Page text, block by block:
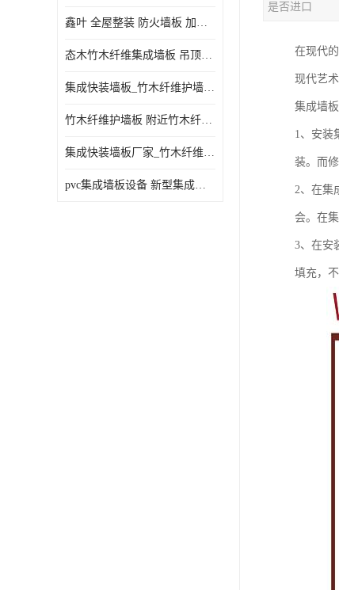
鑫叶 全屋整装 防火墙板 加工定制
态木竹木纤维集成墙板 吊顶板材 扣板快装 护墙板
集成快装墙板_竹木纤维护墙板厂家_竹木纤维集成墙板厂家
竹木纤维护墙板 附近竹木纤维集成墙板厂
集成快装墙板厂家_竹木纤维护墙板厂家_竹木纤维集成墙板厂家
pvc集成墙板设备 新型集成墙板 厂家供应
是否进口
在现代
现代艺
集成墙
1、安装
装。而
2、在集
会。在
3、在安
填充，